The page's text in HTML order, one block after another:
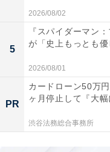
View
2026/08/02
5
『スパイダーマン
が「史上もっとも
2026/08/01
PR
カードローン50万
ヶ月停止して『大
渋谷法務総合事務所